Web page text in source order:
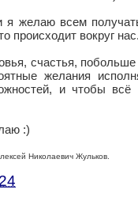
я желаю всем
происходит вокруг нас.
счастья,
желания
и чтобы всё
:)
Николаевич Жульков.